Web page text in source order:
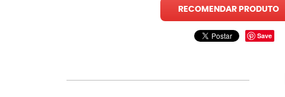
RECOMENDAR PRODUTO
Save